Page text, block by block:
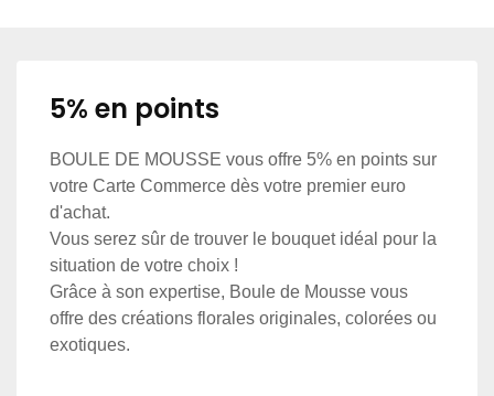
5% en points
BOULE DE MOUSSE vous offre 5% en points sur
votre Carte Commerce dès votre premier euro
d'achat.
Vous serez sûr de trouver le bouquet idéal pour la
situation de votre choix !
Grâce à son expertise, Boule de Mousse vous
offre des créations florales originales, colorées ou
exotiques.